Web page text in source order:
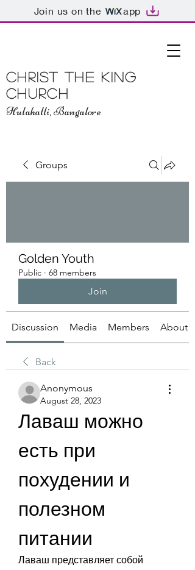
Join us on the app
Christ The King
Church
Hulahalli, Bangalore
Groups
Golden Youth
Public · 68 members
Join
Discussion Media Members About
Back
Anonymous
August 28, 2023
Лаваш можно
есть при
похудении и
полезном
питании
Лаваш представляет собой